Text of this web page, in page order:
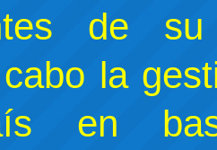
de su
la
en